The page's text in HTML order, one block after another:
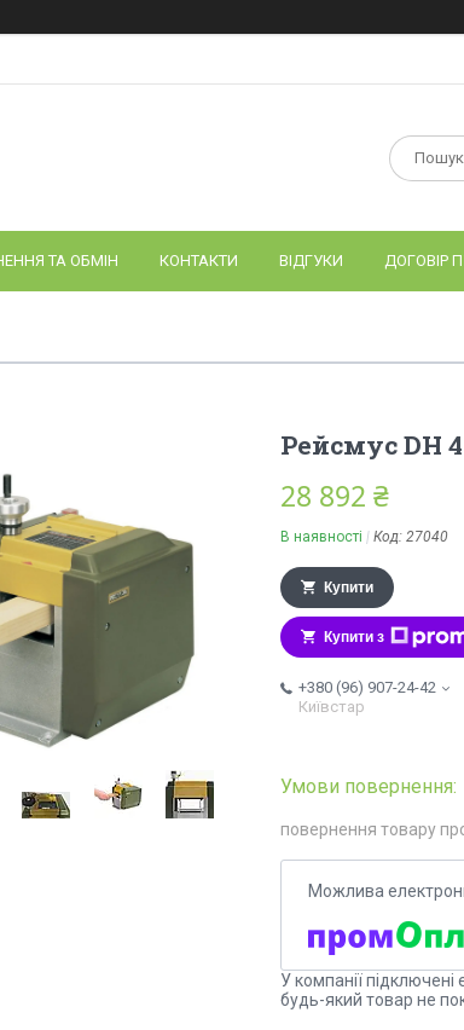
ТА ОБМІН КОНТАКТИ ВІДГУКИ ДОГОВІР
Рейсмус DН
28 892 ₴
В наявності Код: 27040
Купити
Купити з
+380 (96) 907-24-42
Київстар
повернення товару
У компанії
будь-який товар не